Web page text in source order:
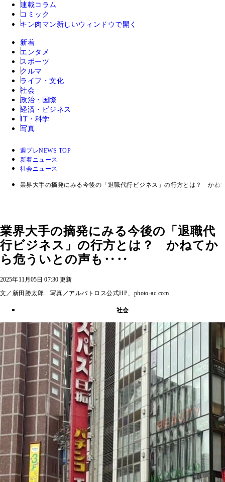
連載コラム
コミック
キン肉マン 新しいウィンドウで開く
新着
エンタメ
スポーツ
クルマ
ライフ・文化
社会
政治・国際
経済・ビジネス
IT・科学
写真
週プレNEWS TOP
新着ニュース
社会ニュース
業界大手の摘発にみる今後の「退職代行ビジネス」の行方とは？ か
業界大手の摘発にみる今後の「退職代
行ビジネス」の行方とは？ かねてか
ら危ういとの声も‥‥
2025年11月05日 07:30 更新
文／新田勝太郎 写真／アルバトロス公式HP、photo-ac.com
社会